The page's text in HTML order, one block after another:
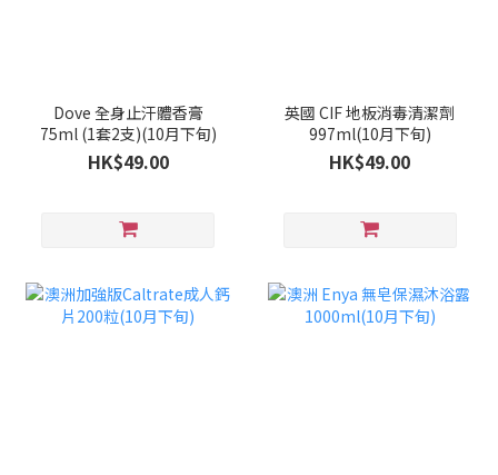
Dove 全身止汗體香膏
75ml (1套2支)(10月下旬)
HK$49.00
英國 CIF 地板消毒清潔劑
997ml(10月下旬)
HK$49.00